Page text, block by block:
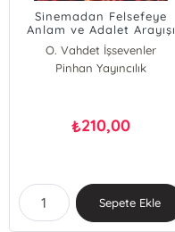
Sinemadan Felsefeye
Anlam ve Adalet Arayışı
O. Vahdet İşsevenler
Pinhan Yayıncılık
₺210,00
Sepete Ekle